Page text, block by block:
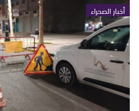
أخبار الصحراء